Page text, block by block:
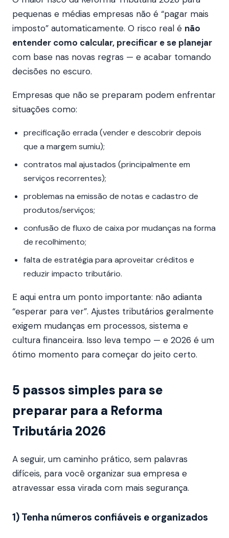
pequenas e médias empresas não é “pagar mais
imposto” automaticamente. O risco real é não
entender como calcular, precificar e se planejar
com base nas novas regras — e acabar tomando
decisões no escuro.
Empresas que não se preparam podem enfrentar
situações como:
precificação errada (vender e descobrir depois
que a margem sumiu);
contratos mal ajustados (principalmente em
serviços recorrentes);
problemas na emissão de notas e cadastro de
produtos/serviços;
confusão de fluxo de caixa por mudanças na forma
de recolhimento;
falta de estratégia para aproveitar créditos e
reduzir impacto tributário.
E aqui entra um ponto importante: não adianta
“esperar para ver”. Ajustes tributários geralmente
exigem mudanças em processos, sistema e
cultura financeira. Isso leva tempo — e 2026 é um
ótimo momento para começar do jeito certo.
5 passos simples para se
preparar para a Reforma
Tributária 2026
A seguir, um caminho prático, sem palavras
difíceis, para você organizar sua empresa e
atravessar essa virada com mais segurança.
1) Tenha números confiáveis e organizados